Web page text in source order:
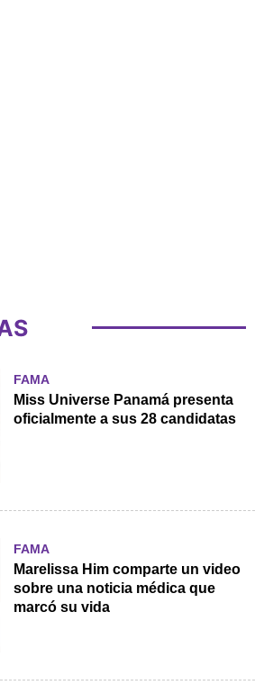
FAMA
Miss Universe Panamá presenta
oficialmente a sus 28 candidatas
FAMA
Marelissa Him comparte un video
sobre una noticia médica que
marcó su vida